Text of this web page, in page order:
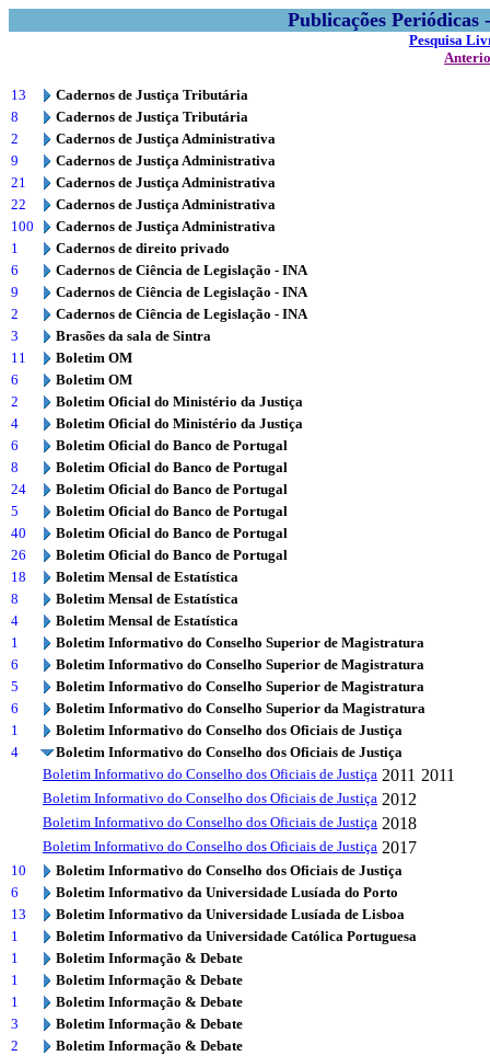
Publicações
Pesquisa
13
Cadernos de Justiça Tributária
8
Cadernos de Justiça Tributária
2
Cadernos de Justiça Administrativa
9
Cadernos de Justiça Administrativa
21
Cadernos de Justiça Administrativa
22
Cadernos de Justiça Administrativa
100
Cadernos de Justiça Administrativa
1
Cadernos de direito privado
6
Cadernos de Ciência de Legislação - INA
9
Cadernos de Ciência de Legislação - INA
2
Cadernos de Ciência de Legislação - INA
3
Brasões da sala de Sintra
11
Boletim OM
6
Boletim OM
2
Boletim Oficial do Ministério da Justiça
4
Boletim Oficial do Ministério da Justiça
6
Boletim Oficial do Banco de Portugal
8
Boletim Oficial do Banco de Portugal
24
Boletim Oficial do Banco de Portugal
5
Boletim Oficial do Banco de Portugal
40
Boletim Oficial do Banco de Portugal
26
Boletim Oficial do Banco de Portugal
18
Boletim Mensal de Estatística
8
Boletim Mensal de Estatística
4
Boletim Mensal de Estatística
1
Boletim Informativo do Conselho Superior de Magistratura
6
Boletim Informativo do Conselho Superior de Magistratura
5
Boletim Informativo do Conselho Superior de Magistratura
6
Boletim Informativo do Conselho Superior da Magistratura
1
Boletim Informativo do Conselho dos Oficiais de Justiça
4
Boletim Informativo do Conselho dos Oficiais de Justiça
Boletim Informativo do Conselho dos Oficiais de Justiça 2011 2011
Boletim Informativo do Conselho dos Oficiais de Justiça 2012
Boletim Informativo do Conselho dos Oficiais de Justiça 2018
Boletim Informativo do Conselho dos Oficiais de Justiça 2017
10
Boletim Informativo do Conselho dos Oficiais de Justiça
6
Boletim Informativo da Universidade Lusíada do Porto
13
Boletim Informativo da Universidade Lusíada de Lisboa
1
Boletim Informativo da Universidade Católica Portuguesa
1
Boletim Informação & Debate
1
Boletim Informação & Debate
1
Boletim Informação & Debate
3
Boletim Informação & Debate
2
Boletim Informação & Debate